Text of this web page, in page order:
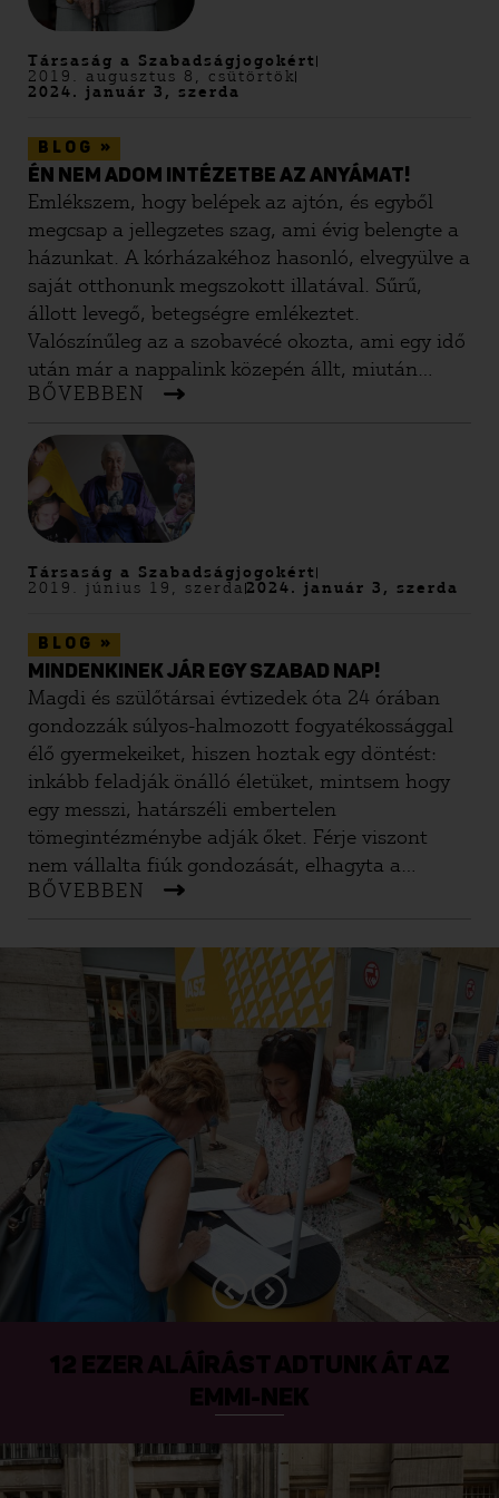
mindennapokban.
Társaság a Szabadságjogokért
2019. augusztus 8, csütörtök
2024. január 3, szerda
BLOG »
ÉN NEM ADOM INTÉZETBE AZ ANYÁMAT!
Emlékszem, hogy belépek az ajtón, és egyből
megcsap a jellegzetes szag, ami évig belengte a
házunkat. A kórházakéhoz hasonló, elvegyülve a
saját otthonunk megszokott illatával. Sűrű,
állott levegő, betegségre emlékeztet.
Valószínűleg az a szobavécé okozta, ami egy idő
után már a nappalink közepén állt, miután
nagymamám már sem a mosdóig, sem a
időszakban lettem egyetemista, ezért
elköltöztem otthonról, és csak hétvégén jártam
haza. Így már nem kellett részt vennem a napi
gondozási feladatokban, de pont ezért
rettegtem, hogy mit találok majd otthont, ha
hazamegyek. Minden hétvégén
hétvégén görcs volt a gyomromban. De ez
semmi ahhoz képest, amit édesanyámnak át
kellett élnie, miközben látta, és egyszerűen nem
akarta elhinni, hogy napról napra, a szeme előtt
épül le a saját anyja.
BŐVEBBEN
Társaság a Szabadságjogokért
2019. június 19, szerda 2024. január 3, szerda
BLOG »
MINDENKINEK JÁR EGY SZABAD NAP!
Magdi és szülőtársai évtizedek óta 24 órában
gondozzák súlyos-halmozott fogyatékossággal
élő gyermekeiket, hiszen hoztak egy döntést:
inkább feladják önálló életüket, mintsem hogy
egy messzi, határszéli embertelen
tömegintézménybe adják őket. Férje viszont
nem vállalta fiúk gondozását, elhagyta a
családot. Azóta Magdi felnevelte két fiát,
támogatást, segítséget kapjon a gyerekei
nevelésében. De nyugdíjas szülő-társaihoz
hasonlóan retteg, mi lesz Ferivel ha ő már nem
tudja ellátni tovább, ha lebetegszik vagy baleset
BŐVEBBEN